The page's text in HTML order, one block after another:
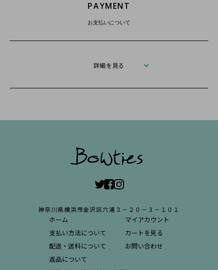
PAYMENT
お支払いについて
詳細を見る
神奈川県横浜市金沢区六浦３－２０－３－１０１
ホーム
支払い方法について
配送・送料について
返品について
マイアカウント
カートを見る
お問い合わせ